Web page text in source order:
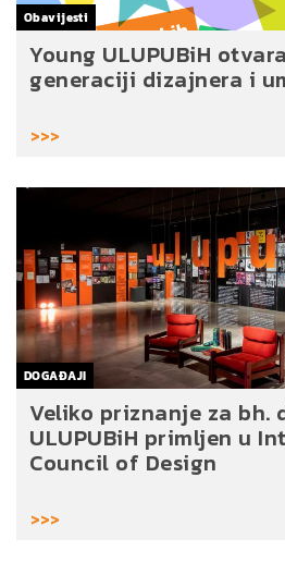
Obavijesti
Young ULUPUBiH
generaciji dizajnera i
>>>
DOGAĐAJI
Veliko priznanje za bh.
ULUPUBiH primljen u
Council of Design
>>>